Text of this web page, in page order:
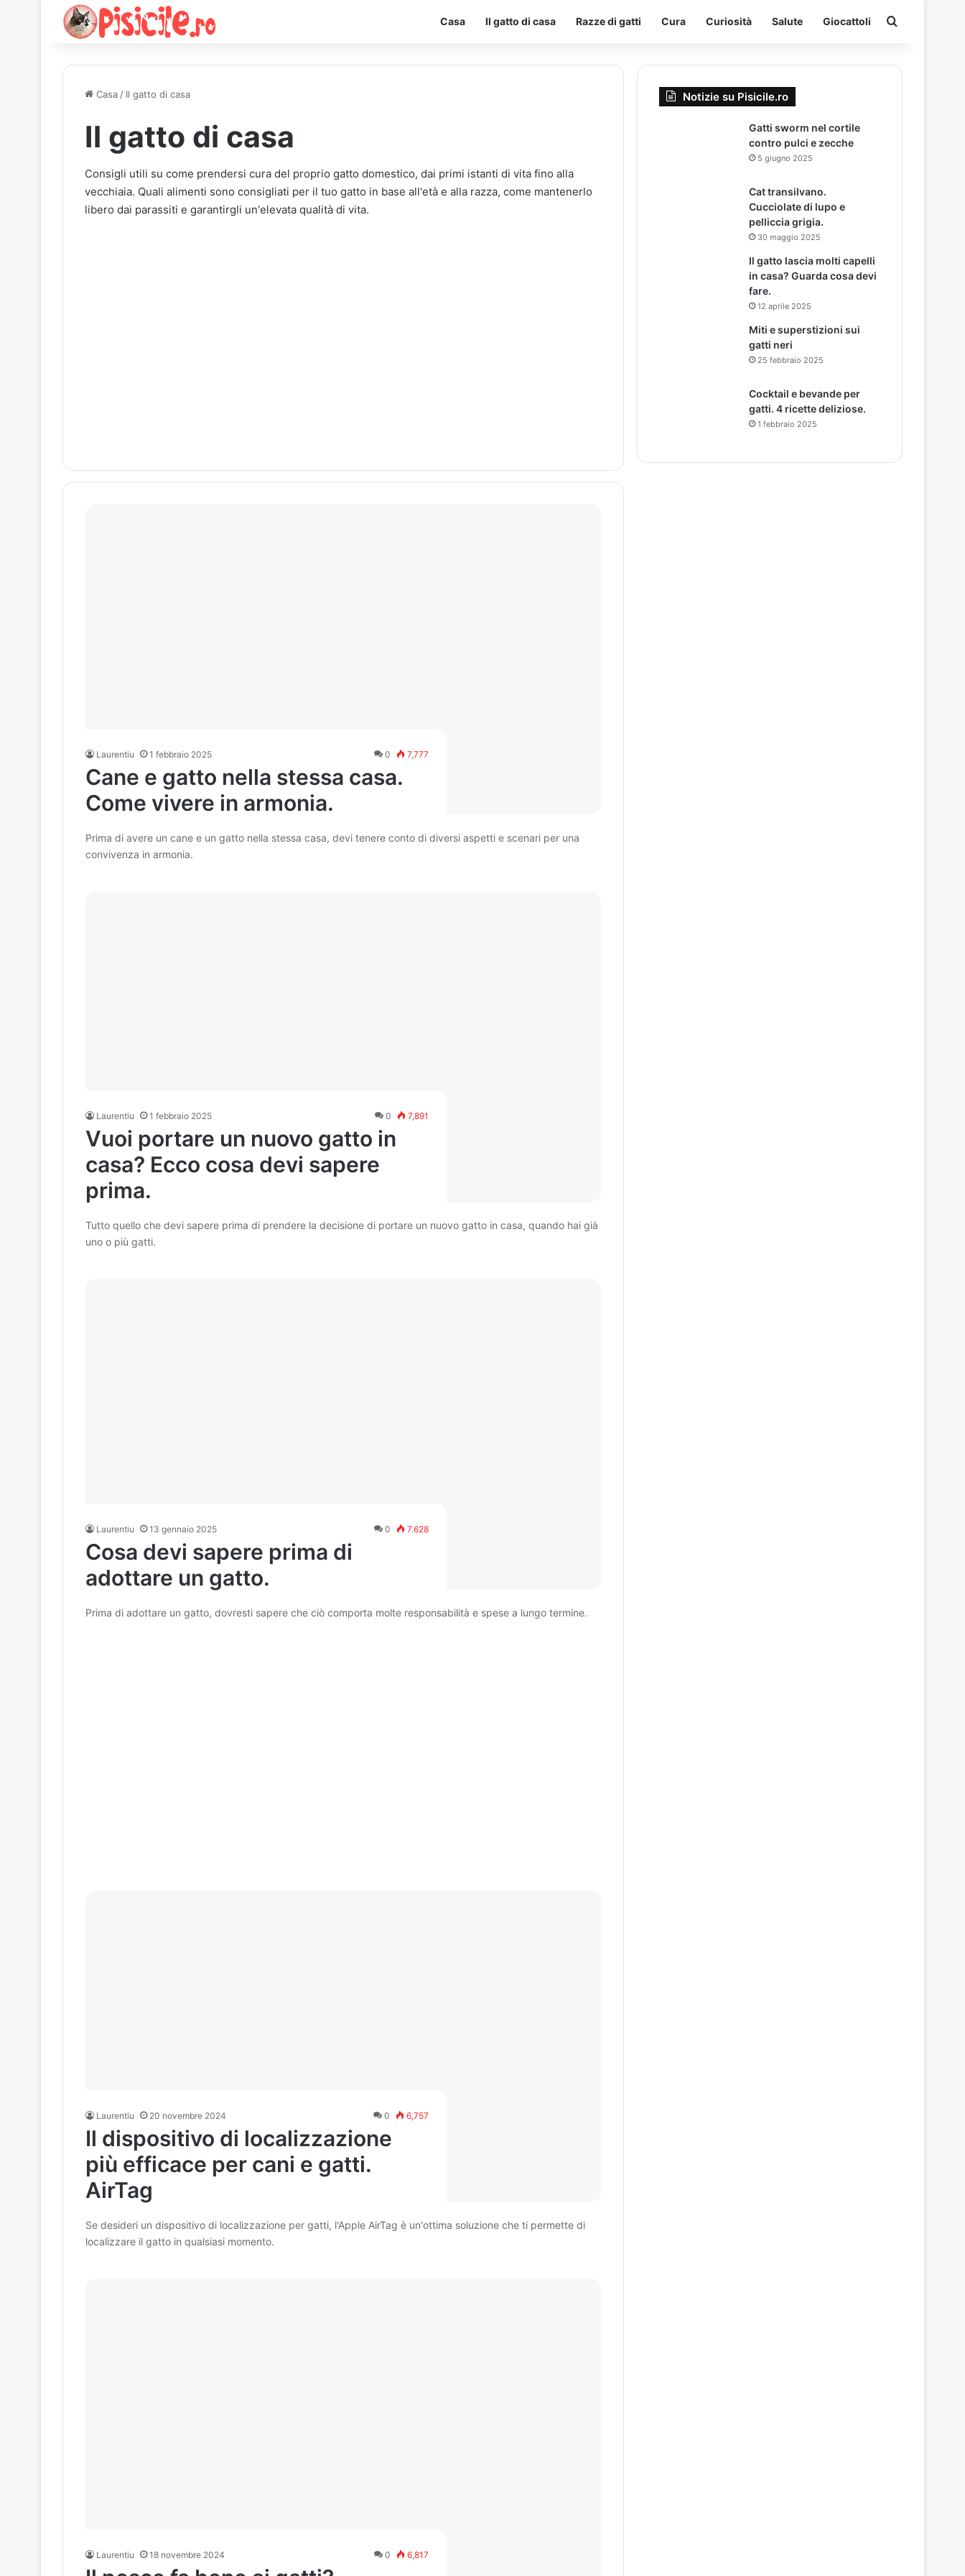
Casa Il gatto di casa Razze di gatti Cura Curiosità Salute Giocattoli Cerca per
Casa / Il gatto di casa
Il gatto di casa
Consigli utili su come prendersi cura del proprio gatto domestico, dai primi istanti di vita fino alla
vecchiaia. Quali alimenti sono consigliati per il tuo gatto in base all'età e alla razza, come mantenerlo
libero dai parassiti e garantirgli un'elevata qualità di vita.
Laurentiu 1 febbraio 2025 0 7,777
Cane e gatto nella stessa casa.
Come vivere in armonia.
Prima di avere un cane e un gatto nella stessa casa, devi tenere conto di diversi aspetti e scenari per una
convivenza in armonia.
Laurentiu 1 febbraio 2025 0 7,891
Vuoi portare un nuovo gatto in
casa? Ecco cosa devi sapere
prima.
Tutto quello che devi sapere prima di prendere la decisione di portare un nuovo gatto in casa, quando hai già
uno o più gatti.
Laurentiu 13 gennaio 2025 0 7.628
Cosa devi sapere prima di
adottare un gatto.
Prima di adottare un gatto, dovresti sapere che ciò comporta molte responsabilità e spese a lungo termine.
Laurentiu 20 novembre 2024 0 6,757
Il dispositivo di localizzazione
più efficace per cani e gatti.
AirTag
Se desideri un dispositivo di localizzazione per gatti, l'Apple AirTag è un'ottima soluzione che ti permette di
localizzare il gatto in qualsiasi momento.
Laurentiu 18 novembre 2024 0 6,817
Notizie su Pisicile.ro
Gatti sworm nel cortile
contro pulci e zecche
5 giugno 2025
Cat transilvano.
Cucciolate di lupo e
pelliccia grigia.
30 maggio 2025
Il gatto lascia molti capelli
in casa? Guarda cosa devi
fare.
12 aprile 2025
Miti e superstizioni sui
gatti neri
25 febbraio 2025
Cocktail e bevande per
gatti. 4 ricette deliziose.
1 febbraio 2025